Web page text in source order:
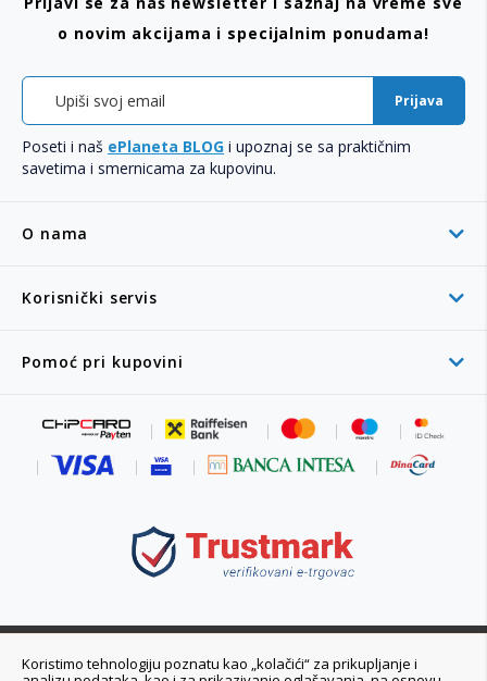
O nama
Korisnički servis
Pomoć pri kupovini
o novim akcijama i specijalnim ponudama!
Prijava
Poseti i naš ePlaneta BLOG i upoznaj se sa praktičnim
savetima i smernicama za kupovinu.
011 6355 550
Koristimo tehnologiju poznatu kao „kolačići“ za prikupljanje i